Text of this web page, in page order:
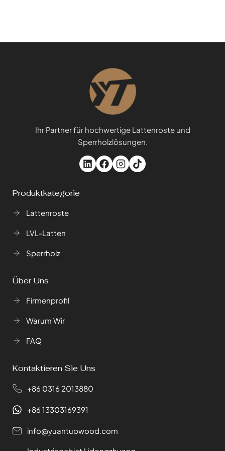
Ihr Partner für hochwertige Lattenroste und
Sperrholzlösungen.
Produktkategorie
Lattenroste
LVL-Latten
Sperrholz
Über Uns
Firmenprofil
Warum Wir
FAQ
Kontaktieren Sie Uns
+86 0316 2013880
+86 13303169391
info@yuantuowood.com